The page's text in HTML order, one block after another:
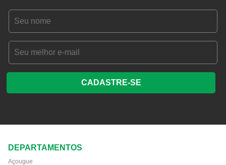
CADASTRE-SE
DEPARTAMENTOS
Açougue